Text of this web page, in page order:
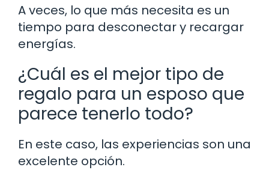
A veces, lo que más necesita es un
tiempo para desconectar y recargar
energías.
¿Cuál es el mejor tipo de
regalo para un esposo que
parece tenerlo todo?
En este caso, las experiencias son una
excelente opción.